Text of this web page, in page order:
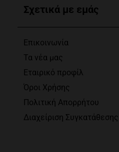
Σχετικά με εμάς
Επικοινωνία
Τα νέα μας
Εταιρικό προφίλ
Όροι Χρήσης
Πολιτική Απορρήτου
Διαχείριση Συγκατάθεσης